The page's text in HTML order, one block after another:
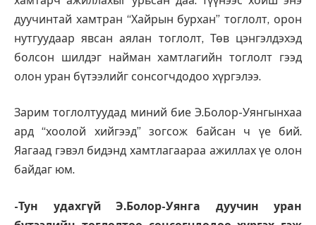
дуучинтай хамтран “Хайрын бурхан” тоглолт, орон
нутгуудаар явсан аялан тоглолт, Төв цэнгэлдэхэд
болсон шилдэг найман хамтлагийн тоглолт гээд
олон уран бүтээлийг сонсогчдодоо хүргэлээ.
Зарим тоглолтуудад миний бие Э.Болор-Уянгынхаа
ард “хоолой хийгээд” зогсож байсан ч үе бий.
Яагаад гэвэл бидэнд хамтлагаараа ажиллах үе олон
байдаг юм.
-Тун удахгүй Э.Болор-Уянга дуучин уран